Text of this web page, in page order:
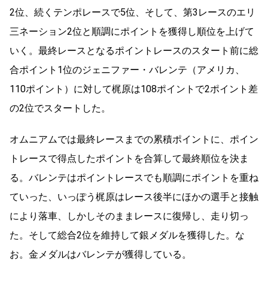
2位、続くテンポレースで5位、そして、第3レースのエリ
三ネーション2位と順調にポイントを獲得し順位を上げて
いく。最終レースとなるポイントレースのスタート前に総
合ポイント1位のジェニファー・バレンテ（アメリカ、
110ポイント）に対して梶原は108ポイントで2ポイント差
の2位でスタートした。
オムニアムでは最終レースまでの累積ポイントに、ポイン
トレースで得点したポイントを合算して最終順位を決ま
る。バレンテはポイントレースでも順調にポイントを重ね
ていった、いっぽう梶原はレース後半にほかの選手と接触
により落車、しかしそのままレースに復帰し、走り切っ
た。そして総合2位を維持して銀メダルを獲得した。な
お。金メダルはバレンテが獲得している。